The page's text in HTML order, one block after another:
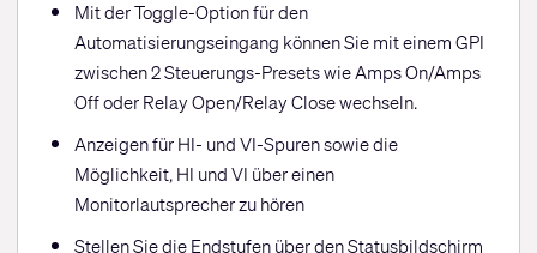
Mit der Toggle-Option für den
Automatisierungseingang können Sie mit einem GPI
zwischen 2 Steuerungs-Presets wie Amps On/Amps
Off oder Relay Open/Relay Close wechseln.
Anzeigen für HI- und VI-Spuren sowie die
Möglichkeit, HI und VI über einen
Monitorlautsprecher zu hören
Stellen Sie die Endstufen über den Statusbildschirm